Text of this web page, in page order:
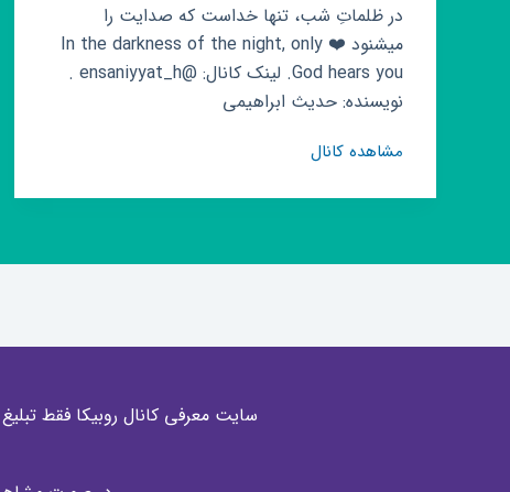
در ظلماتِ شب، تنها خداست که صدایت را
میشنود ❤️ In the darkness of the night, only
God hears you. لینک کانال: @ensaniyyat_h .
نویسنده: حدیث ابراهیمی
مشاهده کانالکانال
novel
سایت معرفی کانال روبیکا فقط